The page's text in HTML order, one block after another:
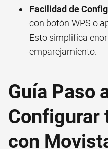
Facilidad de
con botón WPS o
Esto simplifica
emparejamiento.
Guía Paso
Configurar
con